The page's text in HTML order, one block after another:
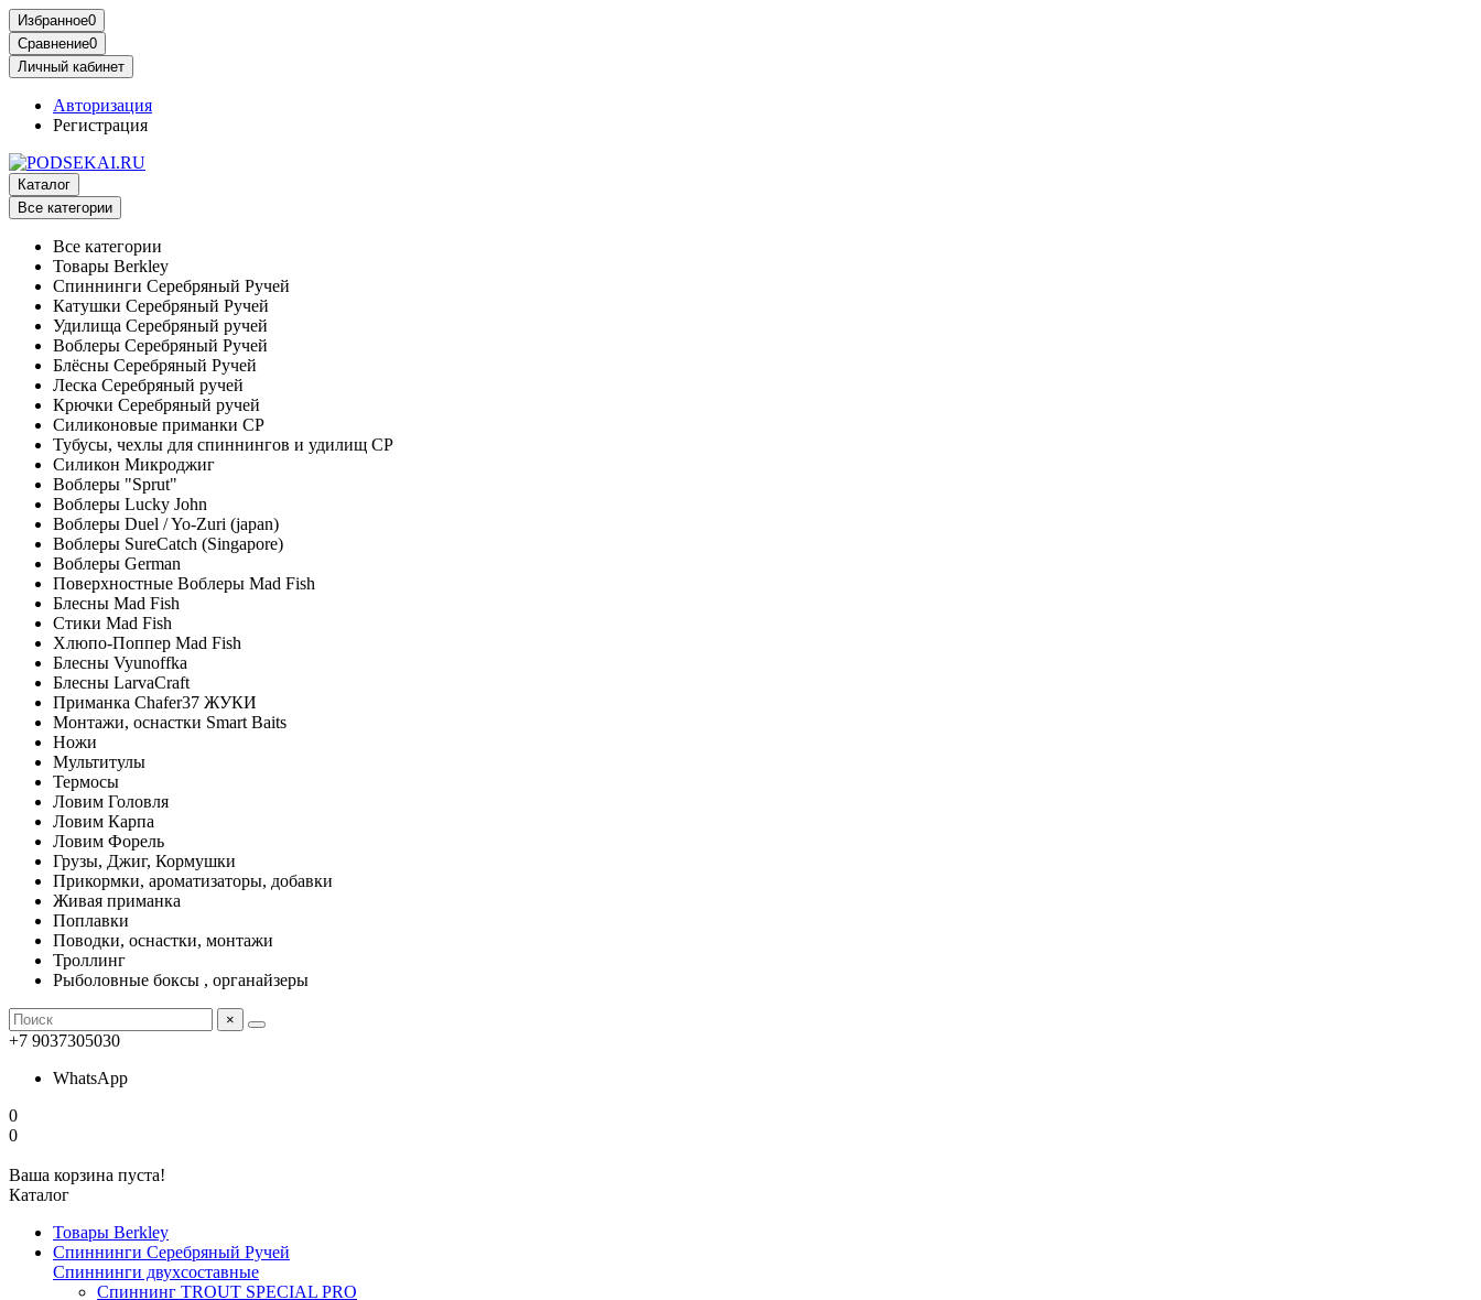
Избранное0
Сравнение0
Личный кабинет
Авторизация
Регистрация
Каталог
Все категории
Все категории
Товары Berkley
Спиннинги Серебряный Ручей
Катушки Серебряный Ручей
Удилища Серебряный ручей
Воблеры Серебряный Ручей
Блёсны Серебряный Ручей
Леска Серебряный ручей
Крючки Серебряный ручей
Силиконовые приманки СР
Тубусы, чехлы для спиннингов и удилищ СР
Силикон Микроджиг
Воблеры "Sprut"
Воблеры Lucky John
Воблеры Duel / Yo-Zuri (japan)
Воблеры SureCatch (Singapore)
Воблеры German
Поверхностные Воблеры Mad Fish
Блесны Mad Fish
Стики Mad Fish
Хлюпо-Поппер Mad Fish
Блесны Vyunoffka
Блесны LarvaCraft
Приманка Chafer37 ЖУКИ
Монтажи, оснастки Smart Baits
Ножи
Мультитулы
Термосы
Ловим Головля
Ловим Карпа
Ловим Форель
Грузы, Джиг, Кормушки
Прикормки, ароматизаторы, добавки
Живая приманка
Поплавки
Поводки, оснастки, монтажи
Троллинг
Рыболовные боксы , органайзеры
×
+7 9037305030
WhatsApp
0
0
Ваша корзина пуста!
Каталог
Товары Berkley
Спиннинги Серебряный Ручей
Спиннинги двухсоставные
Спиннинг TROUT SPECIAL PRO